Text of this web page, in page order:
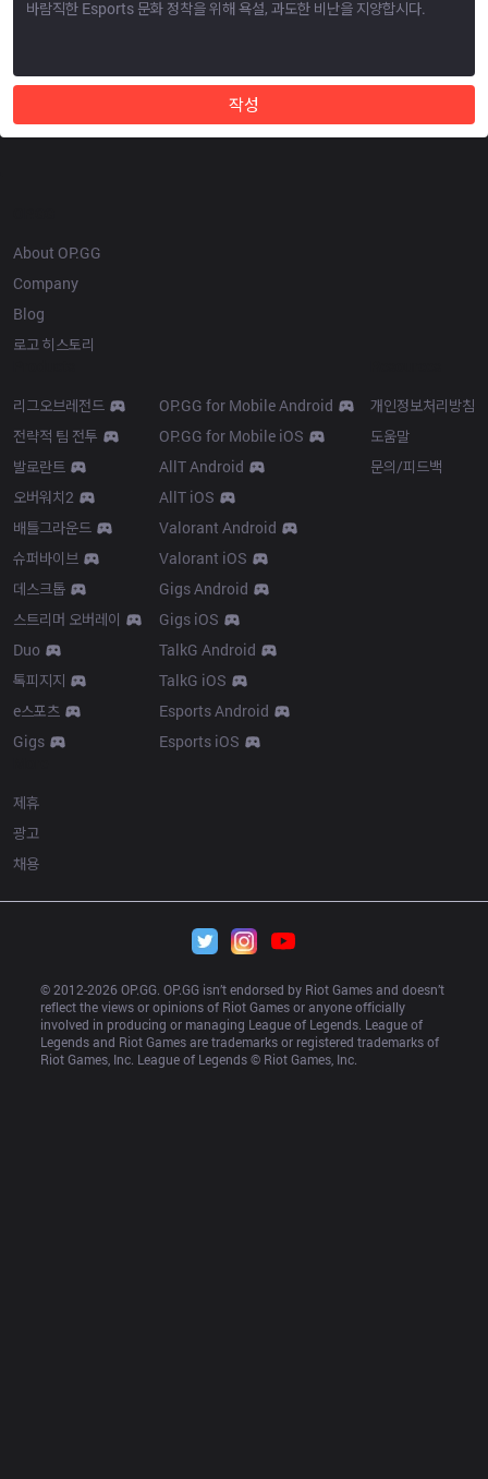
작성
About OP.GG
Company
Blog
로고 히스토리
리그오브레전드
전략적 팀 전투
발로란트
오버워치2
배틀그라운드
슈퍼바이브
데스크톱
스트리머 오버레이
Duo
톡피지지
e스포츠
Gigs
OP.GG for Mobile Android
OP.GG for Mobile iOS
AllT Android
AllT iOS
Valorant Android
Valorant iOS
Gigs Android
Gigs iOS
TalkG Android
TalkG iOS
Esports Android
Esports iOS
개인정보처리방침
도움말
문의/피드백
제휴
광고
채용
© 2012-2026 OP.GG. OP.GG isn’t endorsed by Riot Games and doesn’t
reflect the views or opinions of Riot Games or anyone officially
involved in producing or managing League of Legends. League of
Legends and Riot Games are trademarks or registered trademarks of
Riot Games, Inc. League of Legends © Riot Games, Inc.